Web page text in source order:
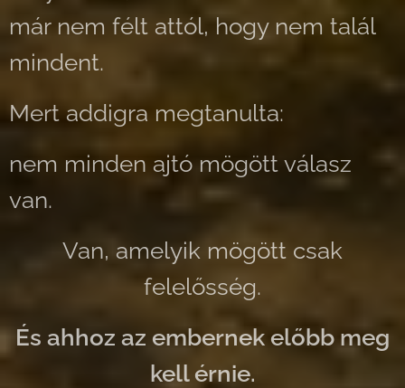
már nem félt attól, hogy nem talál
mindent.
Mert addigra megtanulta:
nem minden ajtó mögött válasz
van.
Van, amelyik mögött csak
felelősség.
És ahhoz az embernek előbb meg
kell érnie.